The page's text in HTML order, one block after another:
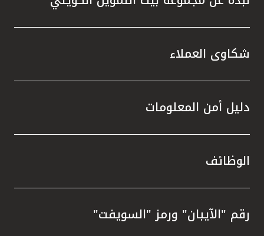
شكاوى العملاء
دليل أمن المعلومات
الوظائف
رقم "الآيبان" ورمز "السويفت"